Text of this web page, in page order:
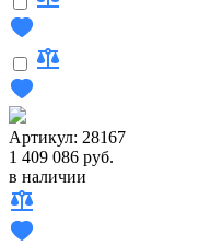
Артикул: 28167
1 409 086 руб.
в наличии